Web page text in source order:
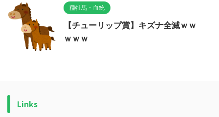
種牡馬・血統
【チューリップ賞】キズナ全滅ｗｗ
ｗｗｗ
Links